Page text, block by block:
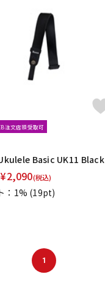
注文店頭受取可
Basic UK11 Black
¥2,090(税込)
：1% (19pt)
1